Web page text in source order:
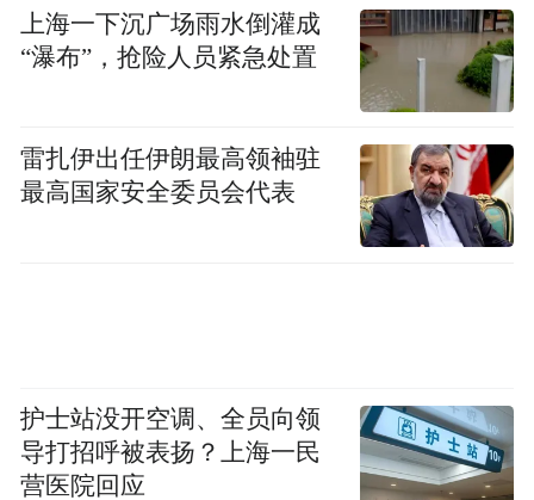
作为星途品牌3.0时代的开山之作，星途EX7
重构大五座SUV价值标准，凭借全球首搭航
上海一下沉广场雨水倒灌成
“瀑布”，抢险人员紧急处置
雷扎伊出任伊朗最高领袖驻
最高国家安全委员会代表
护士站没开空调、全员向领
导打招呼被表扬？上海一民
营医院回应